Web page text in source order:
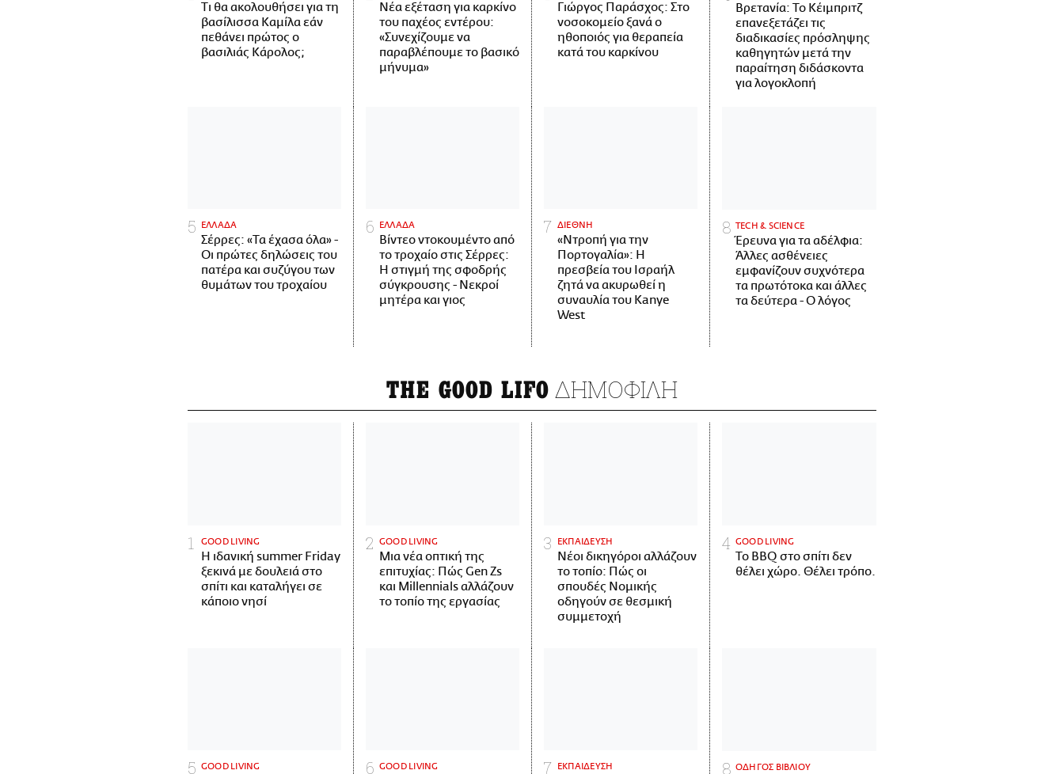
Τι θα ακολουθήσει για τη
βασίλισσα Καμίλα εάν
πεθάνει πρώτος ο
βασιλιάς Κάρολος;
Νέα εξέταση για καρκίνο
του παχέος εντέρου:
«Συνεχίζουμε να
παραβλέπουμε το βασικό
μήνυμα»
Γιώργος Παράσχος: Στο
νοσοκομείο ξανά ο
ηθοποιός για θεραπεία
κατά του καρκίνου
Βρετανία: Το Κέιμπριτζ
επανεξετάζει τις
διαδικασίες πρόσληψης
καθηγητών μετά την
παραίτηση διδάσκοντα
για λογοκλοπή
ΕΛΛΑΔΑ
Σέρρες: «Τα έχασα όλα» -
Οι πρώτες δηλώσεις του
πατέρα και συζύγου των
θυμάτων του τροχαίου
ΕΛΛΑΔΑ
Βίντεο ντοκουμέντο από
το τροχαίο στις Σέρρες:
Η στιγμή της σφοδρής
σύγκρουσης - Νεκροί
μητέρα και γιος
ΔΙΕΘΝΗ
«Ντροπή για την
Πορτογαλία»: Η
πρεσβεία του Ισραήλ
ζητά να ακυρωθεί η
συναυλία του Kanye
West
ΤECH & SCIENCE
Έρευνα για τα αδέλφια:
Άλλες ασθένειες
εμφανίζουν συχνότερα
τα πρωτότοκα και άλλες
τα δεύτερα - Ο λόγος
THE GOOD LIFO ΔΗΜΟΦΙΛΗ
GOOD LIVING
Η ιδανική summer Friday
ξεκινά με δουλειά στο
σπίτι και καταλήγει σε
κάποιο νησί
GOOD LIVING
Μια νέα οπτική της
επιτυχίας: Πώς Gen Zs
και Millennials αλλάζουν
το τοπίο της εργασίας
ΕΚΠΑΙΔΕΥΣΗ
Νέοι δικηγόροι αλλάζουν
το τοπίο: Πώς οι
σπουδές Νομικής
οδηγούν σε θεσμική
συμμετοχή
GOOD LIVING
Το BBQ στο σπίτι δεν
θέλει χώρο. Θέλει τρόπο.
GOOD LIVING GOOD LIVING ΕΚΠΑΙΔΕΥΣΗ ΟΔΗΓΟΣ ΒΙΒΛΙΟΥ